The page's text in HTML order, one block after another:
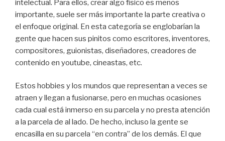
intelectual. Para ellos, crear algo físico es menos
importante, suele ser más importante la parte creativa o
el enfoque original. En esta categoría se englobarían la
gente que hacen sus pinitos como escritores, inventores,
compositores, guionistas, diseñadores, creadores de
contenido en youtube, cineastas, etc.
Estos hobbies y los mundos que representan a veces se
atraen y llegan a fusionarse, pero en muchas ocasiones
cada cual está inmerso en su parcela y no presta atención
a la parcela de al lado. De hecho, incluso la gente se
encasilla en su parcela “en contra” de los demás. El que